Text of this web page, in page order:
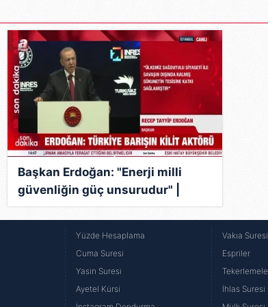
Başkan Erdoğan: "Enerji milli
güvenliğin güç unsurudur" |
Video
Yüzde Hesaplama
Cuma Suresi
Yasin Suresi
Ayetel Kürsi
Vakıa Suresi
Espriler
İhlas Suresi